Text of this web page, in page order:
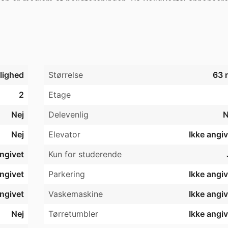
Størrelse
63
2
Etage
Nej
Delevenlig
Nej
Elevator
Ikke
Kun for studerende
Parkering
Ikke
Vaskemaskine
Ikke
Nej
Tørretumbler Ikke